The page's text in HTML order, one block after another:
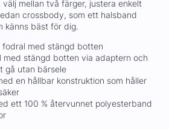
mellan två färger, justera enkelt
crossbody, som ett halsband
känns bäst för dig.
fodral med stängd botten
med stängd botten via adaptern och
gå utan bärsele
en hållbar konstruktion som håller
ett 100 % återvunnet polyesterband